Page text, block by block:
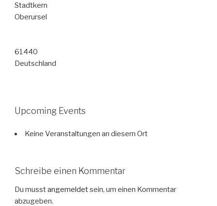
Stadtkern
Oberursel
61440
Deutschland
Upcoming Events
Keine Veranstaltungen an diesem Ort
Schreibe einen Kommentar
Du musstangemeldetsein, um einen Kommentar
abzugeben.